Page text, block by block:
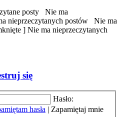
posty Nie ma
nieprzeczytanych postów Nie ma
] Nie ma nieprzeczytanych
się
Hasło:
hasła | Zapamiętaj mnie